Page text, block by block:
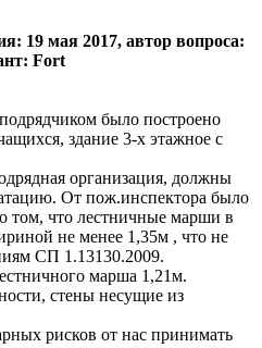
19 мая 2017, автор вопроса:
Fort
было построено
здание 3-х этажное с
организация, должны
От пож.инспектора было
том, что лестничные марши в
не менее 1,35м , что не
СП 1.13130.2009.
марша 1,21м.
стены несущие из
рисков от нас принимать